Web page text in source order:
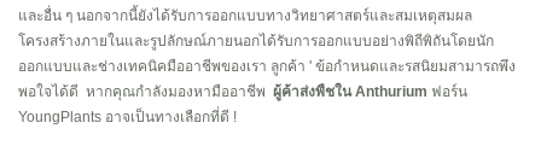
และอื่น ๆ นอกจากนี้ยังได้รับการออกแบบทางวิทยาศาสตร์และสมเหตุสมผล
โครงสร้างภายในและรูปลักษณ์ภายนอกได้รับการออกแบบอย่างพิถีพิถันโดยนัก
ออกแบบและช่างเทคนิคมืออาชีพของเรา ลูกค้า ' ข้อกำหนดและรสนิยมสามารถพึง
พอใจได้ดี หากคุณกำลังมองหามืออาชีพ ผู้ค้าส่งพืชใน Anthurium ฟอร์น
YoungPlants อาจเป็นทางเลือกที่ดี !